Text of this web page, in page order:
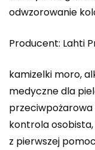
odwzorowanie
Producent: Lahti
kamizelki moro,
medyczne dla
kontrola
z pierwszej